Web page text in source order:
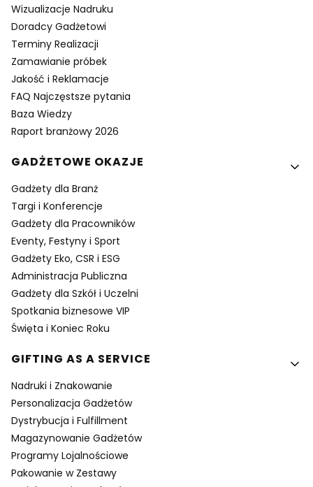
Wizualizacje Nadruku
Doradcy Gadżetowi
Terminy Realizacji
Zamawianie próbek
Jakość i Reklamacje
FAQ Najczęstsze pytania
Baza Wiedzy
Raport branżowy 2026
GADŻETOWE OKAZJE
Gadżety dla Branż
Targi i Konferencje
Gadżety dla Pracowników
Eventy, Festyny i Sport
Gadżety Eko, CSR i ESG
Administracja Publiczna
Gadżety dla Szkół i Uczelni
Spotkania biznesowe VIP
Święta i Koniec Roku
GIFTING AS A SERVICE
Nadruki i Znakowanie
Personalizacja Gadżetów
Dystrybucja i Fulfillment
Magazynowanie Gadżetów
Programy Lojalnościowe
Pakowanie w Zestawy